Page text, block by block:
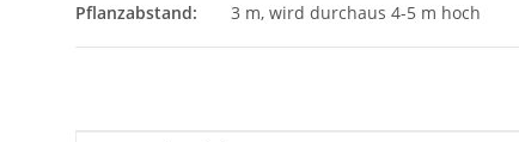
Pflanzabstand:
3 m, wird durchaus 4-5 m hoch